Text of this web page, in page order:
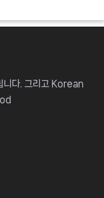
니다. 그리고 Korean